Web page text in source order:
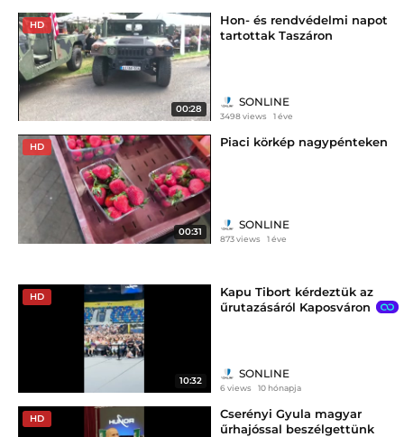
HD
00:28
Hon- és rendvédelmi napot
tartottak Taszáron
SONLINE
3498 views 1 éve
HD
00:31
Piaci körkép nagypénteken
SONLINE
873 views 1 éve
HD
10:32
Kapu Tibort kérdeztük az
űrutazásáról Kaposváron
SONLINE
6 views 10 hónapja
HD
Cserényi Gyula magyar
űrhajóssal beszélgettünk